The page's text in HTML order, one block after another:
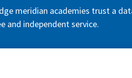
meridian academies trust a
and independent service.